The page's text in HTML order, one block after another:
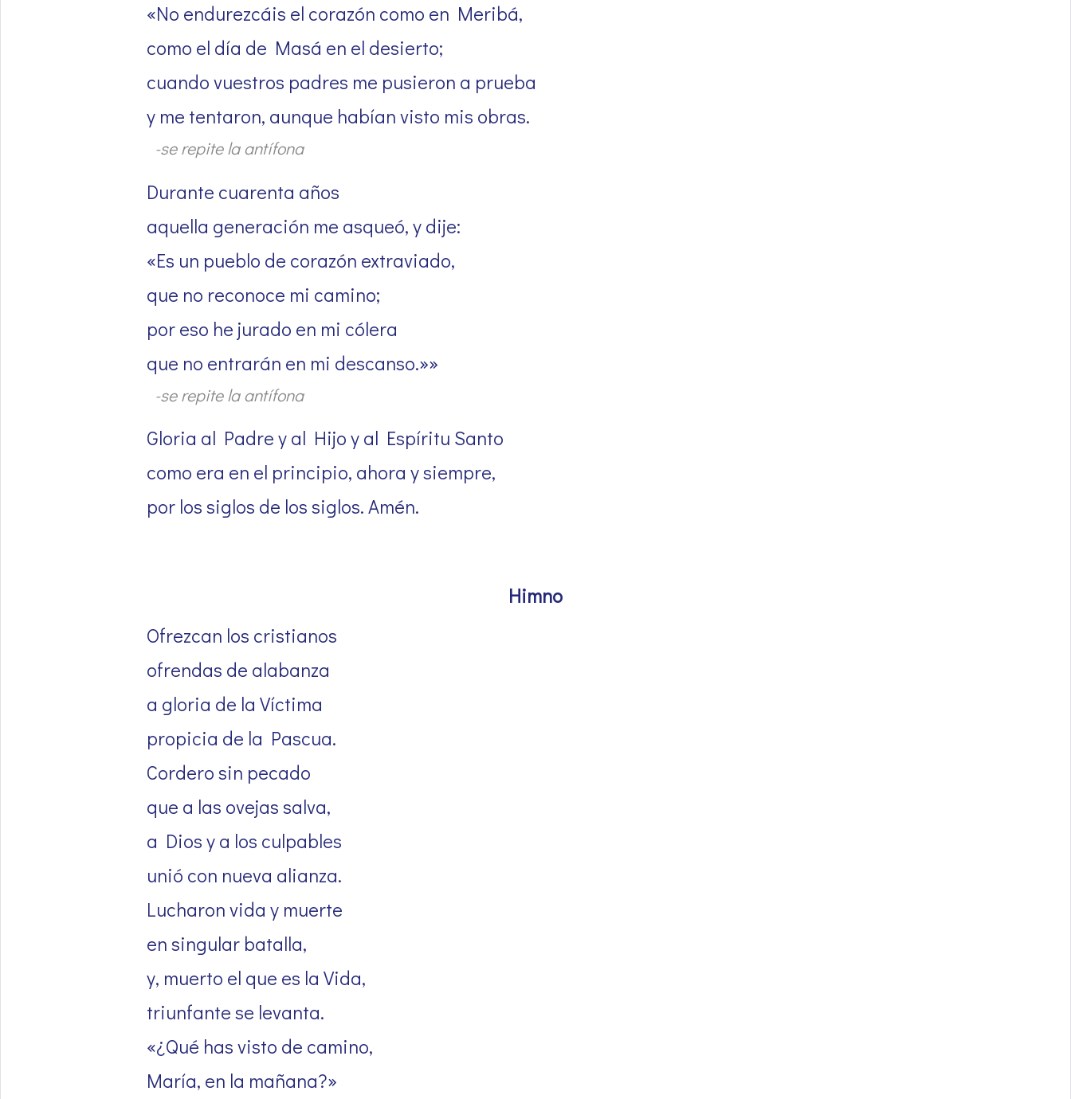
«No endurezcáis el corazón como en Meribá,
como el día de Masá en el desierto;
cuando vuestros padres me pusieron a prueba
y me tentaron, aunque habían visto mis obras.
-se repite la antífona
Durante cuarenta años
aquella generación me asqueó, y dije:
«Es un pueblo de corazón extraviado,
que no reconoce mi camino;
por eso he jurado en mi cólera
que no entrarán en mi descanso.»»
-se repite la antífona
Gloria al Padre y al Hijo y al Espíritu Santo
como era en el principio, ahora y siempre,
por los siglos de los siglos. Amén.
Himno
Ofrezcan los cristianos
ofrendas de alabanza
a gloria de la Víctima
propicia de la Pascua.
Cordero sin pecado
que a las ovejas salva,
a Dios y a los culpables
unió con nueva alianza.
Lucharon vida y muerte
en singular batalla,
y, muerto el que es la Vida,
triunfante se levanta.
«¿Qué has visto de camino,
María, en la mañana?»